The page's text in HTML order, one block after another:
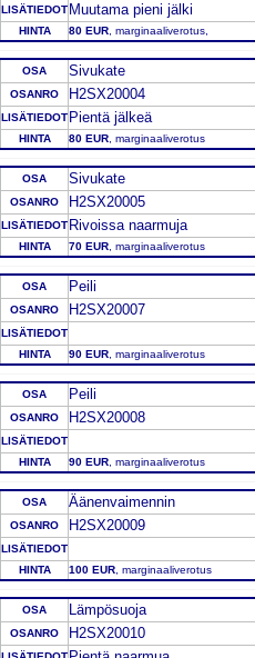
LISÄTIEDOT Muutama pieni jälki
HINTA 80 EUR , marginaaliverotus,
OSA Sivukate
OSANRO H2SX20004
LISÄTIEDOT Pientä jälkeä
HINTA 80 EUR , marginaaliverotus
OSA Sivukate
OSANRO H2SX20005
LISÄTIEDOT Rivoissa naarmuja
HINTA 70 EUR , marginaaliverotus
OSA Peili
OSANRO H2SX20007
LISÄTIEDOT
HINTA
90 EUR , marginaaliverotus
OSA Peili
OSANRO H2SX20008
LISÄTIEDOT
HINTA
90 EUR , marginaaliverotus
OSA Äänenvaimennin
OSANRO H2SX20009
LISÄTIEDOT
HINTA
100 EUR , marginaaliverotus
OSA Lämpösuoja
OSANRO H2SX20010